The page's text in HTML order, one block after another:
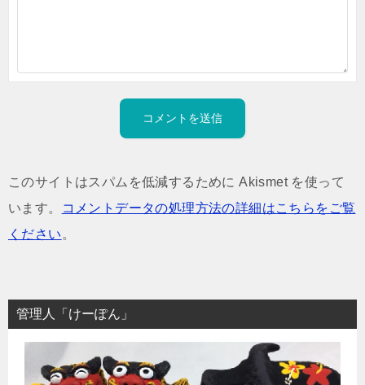
このサイトはスパムを低減するために Akismet を使って
います。
コメントデータの処理方法の詳細はこちらをご覧
ください 。
管理人「けーぽん」